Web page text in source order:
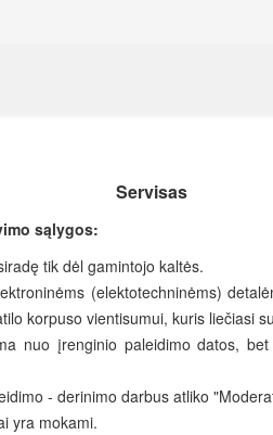
Servisas
sąlygos:
tik dėl gamintojo kaltės.
(elektotechninėms)
korpuso vientisumui, kuris liečiasi
nuo įrenginio paleidimo datos,
- derinimo darbus atliko
yra mokami.